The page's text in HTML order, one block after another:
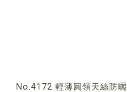
No.4172 輕薄圓領天絲防曬